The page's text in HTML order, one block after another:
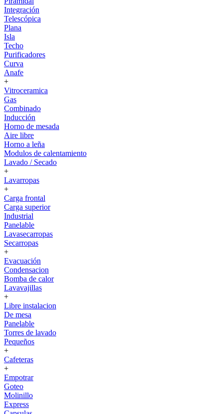
Integración
Telescópica
Plana
Isla
Techo
Purificadores
Curva
Anafe
+
Vitroceramica
Gas
Combinado
Inducción
Horno de mesada
Aire libre
Horno a leña
Modulos de calentamiento
Lavado / Secado
+
Lavarropas
+
Carga frontal
Carga superior
Industrial
Panelable
Lavasecarropas
Secarropas
+
Evacuación
Condensacion
Bomba de calor
Lavavajillas
+
Libre instalacion
De mesa
Panelable
Torres de lavado
Pequeños
+
Cafeteras
+
Empotrar
Goteo
Molinillo
Express